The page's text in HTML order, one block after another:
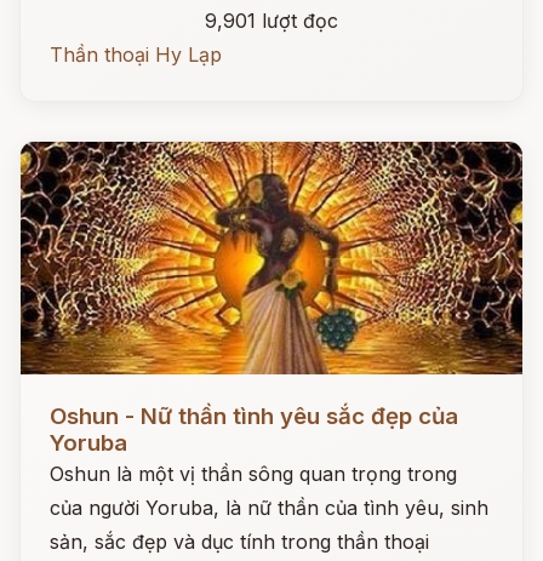
9,901 lượt đọc
Thần thoại Hy Lạp
Oshun - Nữ thần tình yêu sắc đẹp của
Yoruba
Oshun là một vị thần sông quan trọng trong
của người Yoruba, là nữ thần của tình yêu, sinh
sản, sắc đẹp và dục tính trong thần thoại